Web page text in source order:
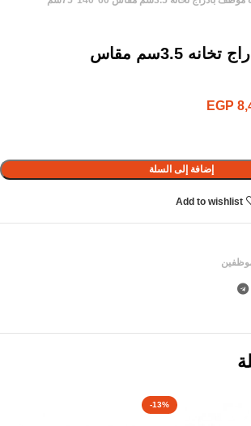
مكتب موظف بأدراج تخانه 3.5سم مقاس
EGP
إضافة إلى السلة
Add to wishlist
-13%